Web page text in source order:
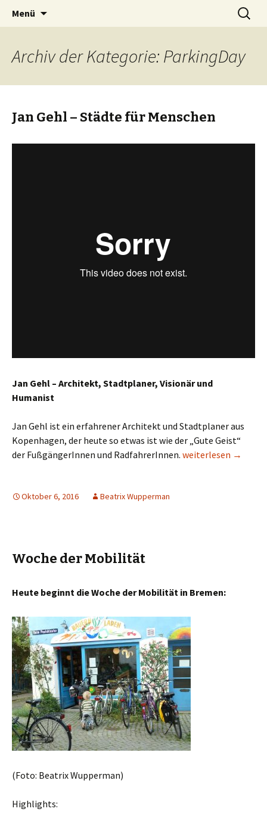
BREMENIZE
Menü
Suchen
nach:
Archiv der Kategorie: ParkingDay
Jan Gehl – Städte für Menschen
Jan Gehl – Architekt, Stadtplaner, Visionär und
Humanist
Jan Gehl ist ein erfahrener Architekt und Stadtplaner aus
Kopenhagen, der heute so etwas ist wie der „Gute Geist“
der FußgängerInnen und RadfahrerInnen. Jan Gehl – Städte
weiterlesen →
Oktober 6, 2016 Beatrix Wupperman
Woche der Mobilität
Heute beginnt die Woche der Mobilität in Bremen:
(Foto: Beatrix Wupperman)
Highlights: